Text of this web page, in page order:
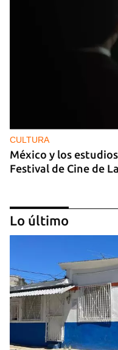
CULTURA
México y los
Festival de Cine de
MÚSICA
Lo último